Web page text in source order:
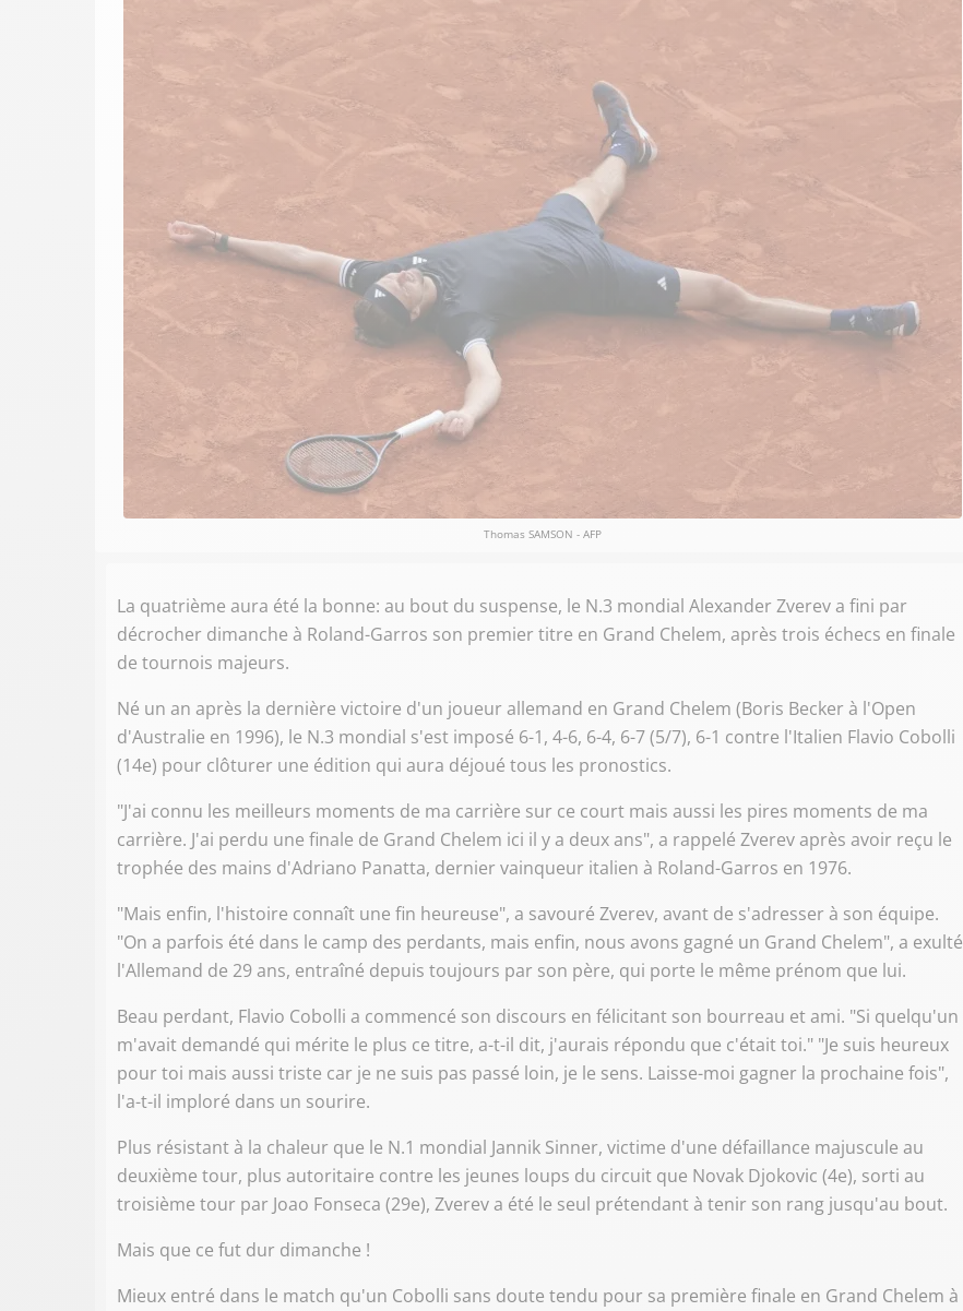
Thomas SAMSON - AFP
La quatrième aura été la bonne: au bout du suspense, le N.3 mondial Alexander Zverev a fini par
décrocher dimanche à Roland-Garros son premier titre en Grand Chelem, après trois échecs en finale
de tournois majeurs.
Né un an après la dernière victoire d'un joueur allemand en Grand Chelem (Boris Becker à l'Open
d'Australie en 1996), le N.3 mondial s'est imposé 6-1, 4-6, 6-4, 6-7 (5/7), 6-1 contre l'Italien Flavio Cobolli
(14e) pour clôturer une édition qui aura déjoué tous les pronostics.
"J'ai connu les meilleurs moments de ma carrière sur ce court mais aussi les pires moments de ma
carrière. J'ai perdu une finale de Grand Chelem ici il y a deux ans", a rappelé Zverev après avoir reçu le
trophée des mains d'Adriano Panatta, dernier vainqueur italien à Roland-Garros en 1976.
"Mais enfin, l'histoire connaît une fin heureuse", a savouré Zverev, avant de s'adresser à son équipe.
"On a parfois été dans le camp des perdants, mais enfin, nous avons gagné un Grand Chelem", a exulté
l'Allemand de 29 ans, entraîné depuis toujours par son père, qui porte le même prénom que lui.
Beau perdant, Flavio Cobolli a commencé son discours en félicitant son bourreau et ami. "Si quelqu'un
m'avait demandé qui mérite le plus ce titre, a-t-il dit, j'aurais répondu que c'était toi." "Je suis heureux
pour toi mais aussi triste car je ne suis pas passé loin, je le sens. Laisse-moi gagner la prochaine fois",
l'a-t-il imploré dans un sourire.
Plus résistant à la chaleur que le N.1 mondial Jannik Sinner, victime d'une défaillance majuscule au
deuxième tour, plus autoritaire contre les jeunes loups du circuit que Novak Djokovic (4e), sorti au
troisième tour par Joao Fonseca (29e), Zverev a été le seul prétendant à tenir son rang jusqu'au bout.
Mais que ce fut dur dimanche !
Mieux entré dans le match qu'un Cobolli sans doute tendu pour sa première finale en Grand Chelem à